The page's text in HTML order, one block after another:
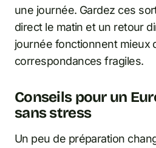
une journée. Gardez ces
direct le matin et un retour
journée fonctionnent mieux
correspondances fragiles.
Conseils pour un
sans stress
Un peu de préparation